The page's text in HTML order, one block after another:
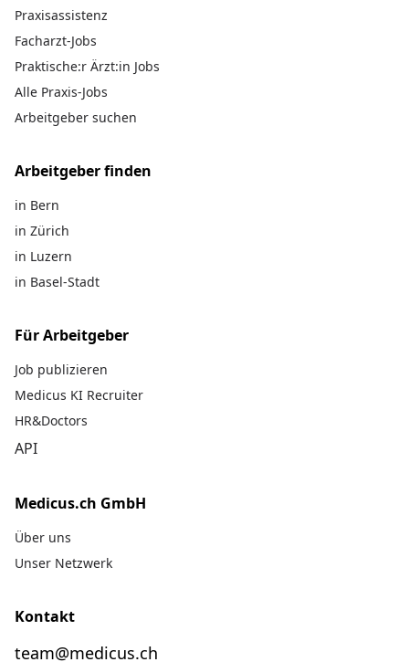
Praxisassistenz
Facharzt-Jobs
Praktische:r Ärzt:in Jobs
Alle Praxis-Jobs
Arbeitgeber suchen
Arbeitgeber finden
in Bern
in Zürich
in Luzern
in Basel-Stadt
Für Arbeitgeber
Job publizieren
Medicus KI Recruiter
HR&Doctors
API
Medicus.ch GmbH
Über uns
Unser Netzwerk
Kontakt
team@medicus.ch